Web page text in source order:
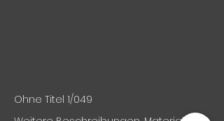
Ohne Titel 1/049